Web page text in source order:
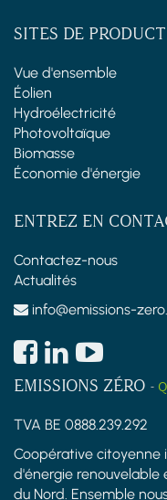
SITES DE
Vue d'ensemble
Éolien
Hydroélectricité
Photovoltaïque
Biomasse
Économie d'énergie
ENTREZ EN
Contactez-nous
Actualités
info@emissions-
EMISSIONS ZÉRO -
TVA BE 0888.239.292
Coopérative citoyenne
d'énergie renouvelable
du Nord. Ensemble